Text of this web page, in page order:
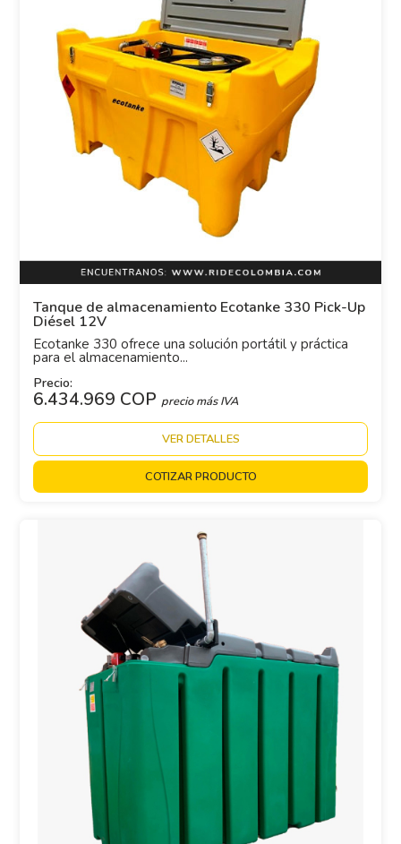
Tanque de almacenamiento Ecotanke 330 Pick-Up
Diésel 12V
Ecotanke 330 ofrece una solución portátil y práctica
para el almacenamiento...
Precio:
6.434.969 COPprecio más IVA
VER DETALLES
COTIZAR PRODUCTO